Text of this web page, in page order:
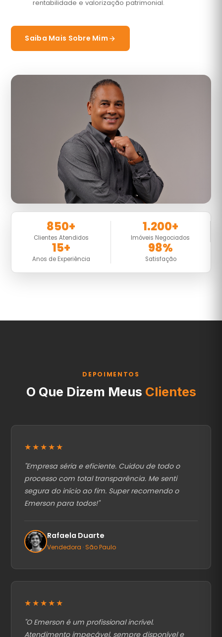
rentabilidade e valorização patrimonial.
Saiba Mais Sobre Mim
850+
Clientes Atendidos
1.200+
Imóveis Negociados
15+
Anos de Experiência
98%
Satisfação
DEPOIMENTOS
O Que Dizem Meus Clientes
★★★★★
"Empresa séria e eficiente. Cuidou de todo o
processo com total transparência. Me senti
segura do início ao fim. Super recomendo o
Emerson para todos!"
Rafaela Duarte
Vendedora · São Paulo
★★★★★
"O Emerson é um profissional incrível.
Atendimento impecável, sempre disponível e